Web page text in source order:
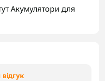
Акумулятори для